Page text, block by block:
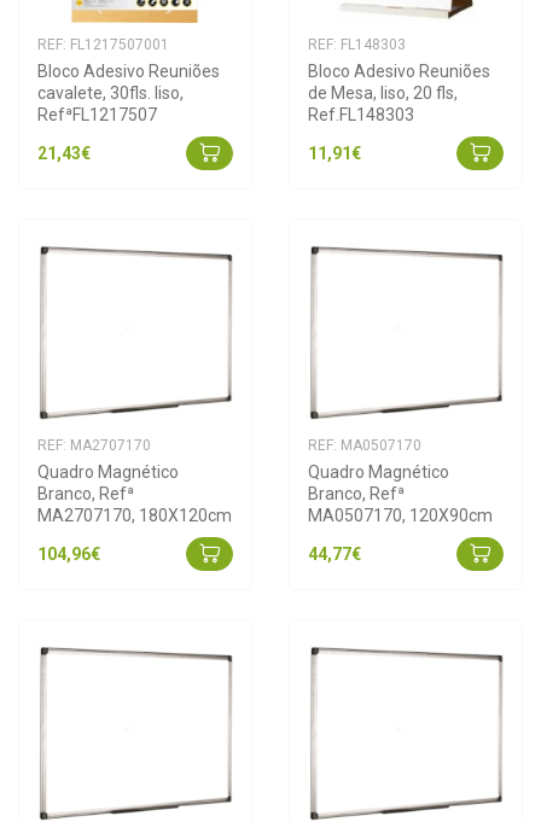
REF: FL1217507001
Bloco Adesivo Reuniões
cavalete, 30fls. liso,
RefªFL1217507
21,43€
REF: FL148303
Bloco Adesivo Reuniões
de Mesa, liso, 20 fls,
Ref.FL148303
11,91€
REF: MA2707170
Quadro Magnético
Branco, Refª
MA2707170, 180X120cm
104,96€
REF: MA0507170
Quadro Magnético
Branco, Refª
MA0507170, 120X90cm
44,77€